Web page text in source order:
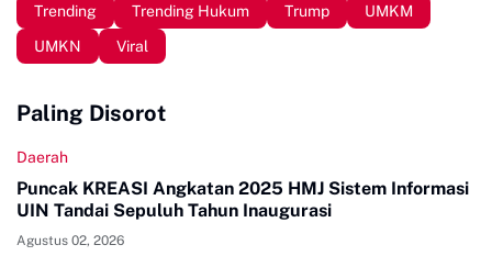
Trending
Trending Hukum Trump
UMKM
UMKN
Viral
Paling Disorot
Daerah
Puncak KREASI Angkatan 2025 HMJ Sistem Informasi
UIN Tandai Sepuluh Tahun Inaugurasi
Agustus 02, 2026